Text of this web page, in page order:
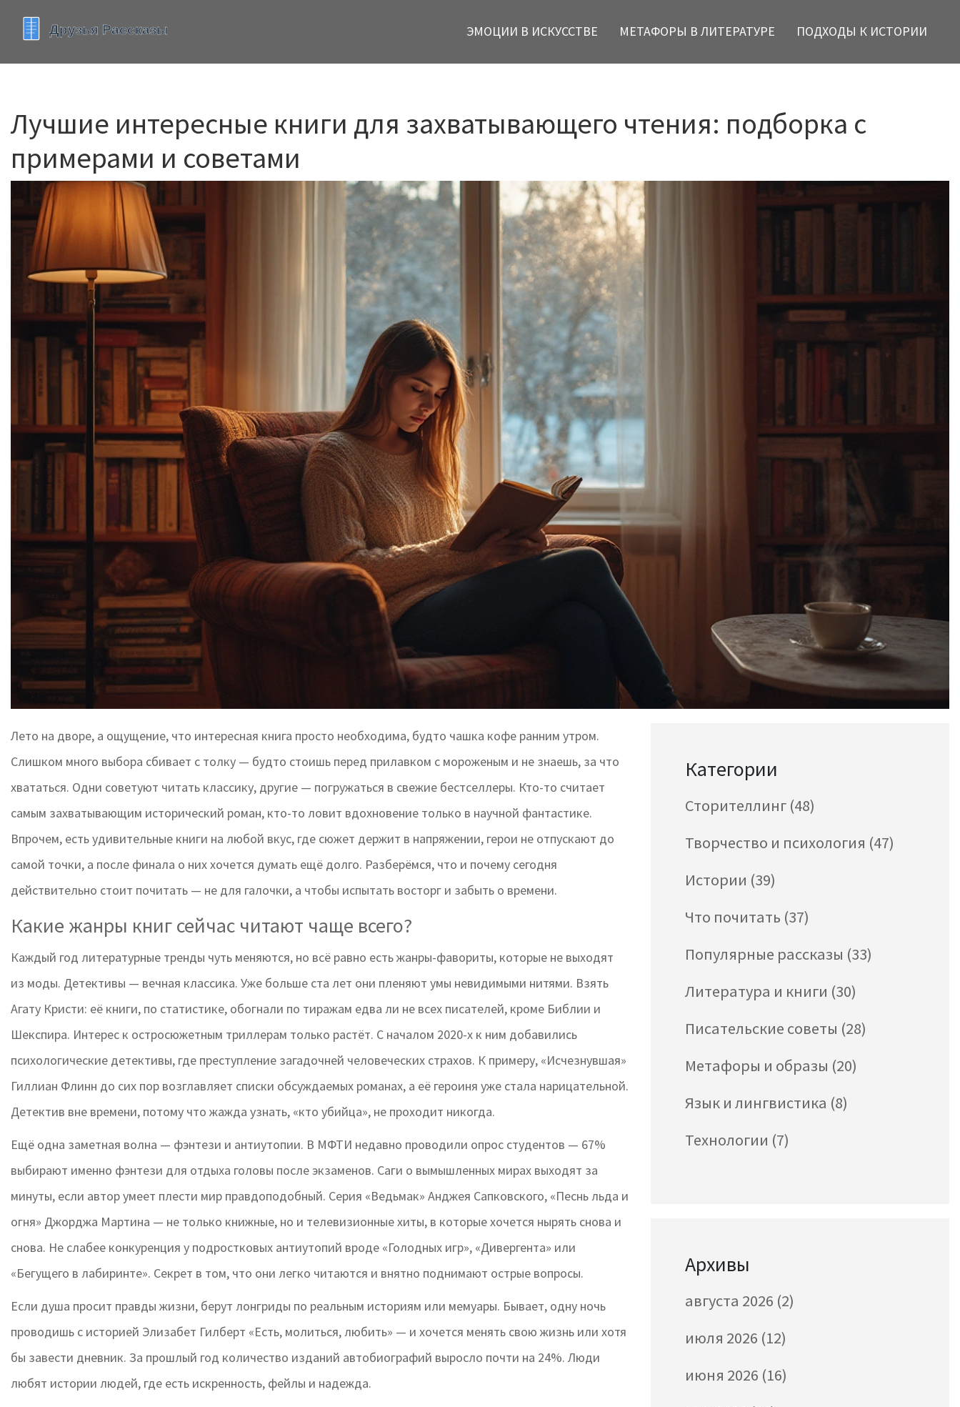
ЭМОЦИИ В ИСКУССТВЕ МЕТАФОРЫ В ЛИТЕРАТУРЕ ПОДХОДЫ К ИСТОРИИ
Лучшие интересные книги для захватывающего чтения: подборка с
примерами и советами
Лето на дворе, а ощущение, что интересная книга просто необходима, будто чашка кофе ранним утром.
Слишком много выбора сбивает с толку — будто стоишь перед прилавком с мороженым и не знаешь, за что
хвататься. Одни советуют читать классику, другие — погружаться в свежие бестселлеры. Кто-то считает
самым захватывающим исторический роман, кто-то ловит вдохновение только в научной фантастике.
Впрочем, есть удивительные книги на любой вкус, где сюжет держит в напряжении, герои не отпускают до
самой точки, а после финала о них хочется думать ещё долго. Разберёмся, что и почему сегодня
действительно стоит почитать — не для галочки, а чтобы испытать восторг и забыть о времени.
Какие жанры книг сейчас читают чаще всего?
Каждый год литературные тренды чуть меняются, но всё равно есть жанры-фавориты, которые не выходят
из моды. Детективы — вечная классика. Уже больше ста лет они пленяют умы невидимыми нитями. Взять
Агату Кристи: её книги, по статистике, обогнали по тиражам едва ли не всех писателей, кроме Библии и
Шекспира. Интерес к остросюжетным триллерам только растёт. С началом 2020-х к ним добавились
психологические детективы, где преступление загадочней человеческих страхов. К примеру, «Исчезнувшая»
Гиллиан Флинн до сих пор возглавляет списки обсуждаемых романах, а её героиня уже стала нарицательной.
Детектив вне времени, потому что жажда узнать, «кто убийца», не проходит никогда.
Ещё одна заметная волна — фэнтези и антиутопии. В МФТИ недавно проводили опрос студентов — 67%
выбирают именно фэнтези для отдыха головы после экзаменов. Саги о вымышленных мирах выходят за
минуты, если автор умеет плести мир правдоподобный. Серия «Ведьмак» Анджея Сапковского, «Песнь льда и
огня» Джорджа Мартина — не только книжные, но и телевизионные хиты, в которые хочется нырять снова и
снова. Не слабее конкуренция у подростковых антиутопий вроде «Голодных игр», «Дивергента» или
«Бегущего в лабиринте». Секрет в том, что они легко читаются и внятно поднимают острые вопросы.
Если душа просит правды жизни, берут лонгриды по реальным историям или мемуары. Бывает, одну ночь
проводишь с историей Элизабет Гилберт «Есть, молиться, любить» — и хочется менять свою жизнь или хотя
бы завести дневник. За прошлый год количество изданий автобиографий выросло почти на 24%. Люди
любят истории людей, где есть искренность, фейлы и надежда.
Категории
Сторителлинг (48)
Творчество и психология (47)
Истории (39)
Что почитать (37)
Популярные рассказы (33)
Литература и книги (30)
Писательские советы (28)
Метафоры и образы (20)
Язык и лингвистика (8)
Технологии (7)
Архивы
августа 2026 (2)
июля 2026 (12)
июня 2026 (16)